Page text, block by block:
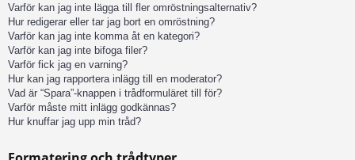
Varför kan jag inte lägga till fler omröstningsalternativ?
Hur redigerar eller tar jag bort en omröstning?
Varför kan jag inte komma åt en kategori?
Varför kan jag inte bifoga filer?
Varför fick jag en varning?
Hur kan jag rapportera inlägg till en moderator?
Vad är “Spara”-knappen i trådformuläret till för?
Varför måste mitt inlägg godkännas?
Hur knuffar jag upp min tråd?